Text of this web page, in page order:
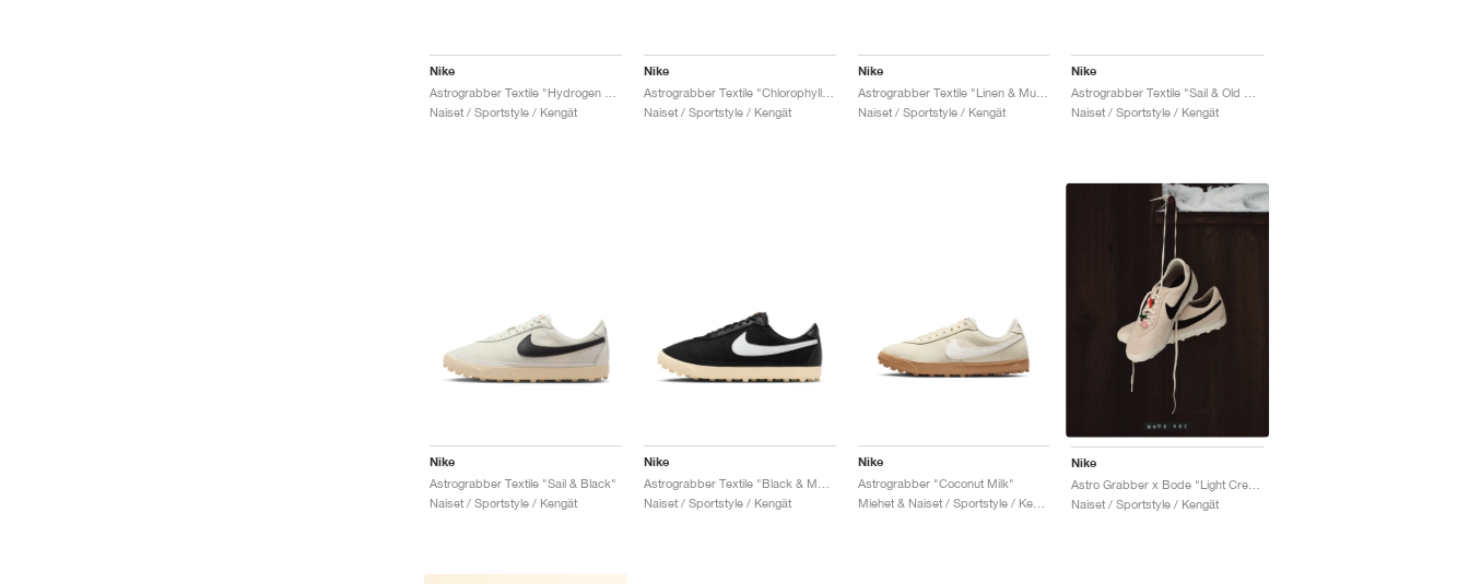
Nike
Naiset / Sportstyle / Kengät
Nike
Astrograbber Textile "Chlorophyll & Black"
Naiset / Sportstyle / Kengät
Nike
Astrograbber Textile "Linen & Muslin"
Naiset / Sportstyle / Kengät
Nike
Naiset / Sportstyle / Kengät
Nike
Astrograbber Textile "Sail & Black"
Naiset / Sportstyle / Kengät
Nike
Naiset / Sportstyle / Kengät
Nike
Astrograbber "Coconut Milk"
Miehet & Naiset / Sportstyle / Kengät
Nike
Naiset / Sportstyle / Kengät